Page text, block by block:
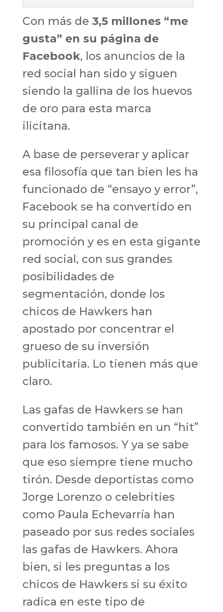
Con más de 3,5 millones “me
gusta” en su página de
Facebook, los anuncios de la
red social han sido y siguen
siendo la gallina de los huevos
de oro para esta marca
ilicitana.
A base de perseverar y aplicar
esa filosofía que tan bien les ha
funcionado de “ensayo y error”,
Facebook se ha convertido en
su principal canal de
promoción y es en esta gigante
red social, con sus grandes
posibilidades de
segmentación, donde los
chicos de Hawkers han
apostado por concentrar el
grueso de su inversión
publicitaria. Lo tienen más que
claro.
Las gafas de Hawkers se han
convertido también en un “hit”
para los famosos. Y ya se sabe
que eso siempre tiene mucho
tirón. Desde deportistas como
Jorge Lorenzo o celebrities
como Paula Echevarría han
paseado por sus redes sociales
las gafas de Hawkers. Ahora
bien, si les preguntas a los
chicos de Hawkers si su éxito
radica en este tipo de